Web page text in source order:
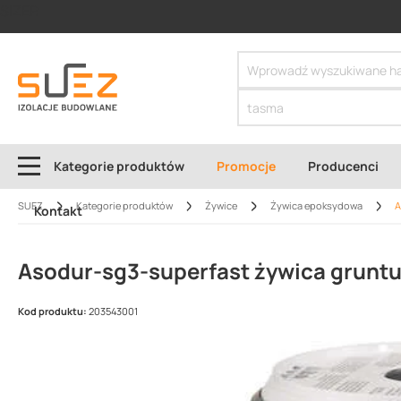
Kategorie produktów Promocje Producenci
Kontakt
SUEZ Kategorie produktów Żywice Żywica epoksydowa
Asodur-sg3-superfast żywica
Kod produktu: 203543001